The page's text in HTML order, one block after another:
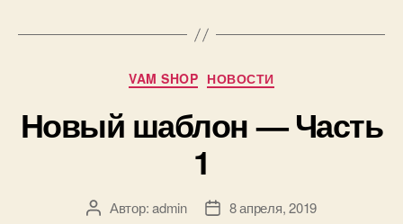
Рубрики
VAM SHOP НОВОСТИ
Новый шаблон — Часть
1
АвторАвтор:admin
Дата8 апреля, 2019